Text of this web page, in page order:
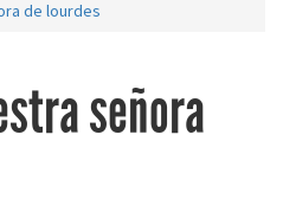
de lourdes
señora